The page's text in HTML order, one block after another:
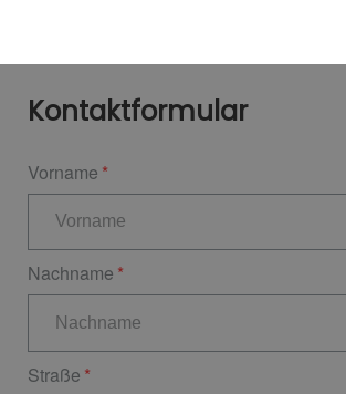
Kontaktformular
Vorname
Nachname
Straße